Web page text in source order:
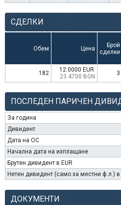
СДЕЛКИ
Обем Цена
Брой
сделки
182
12.0000 EUR
23.4700 BGN
3
ПОСЛЕДЕН ПАРИЧЕН
За година
Дивидент
Дата на ОС
Начална дата на изплащане
Брутен дивидент в EUR
Нетен дивидент (само за местни ф.л.) в
ДОКУМЕНТИ